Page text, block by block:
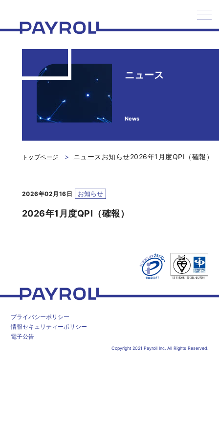
ペイロール
ニュース
News
トップページ ニュース お知らせ2026年1月度QPI（確報）
2026年02月16日 お知らせ
2026年1月度QPI（確報）
ペイロール
プライバシーポリシー
情報セキュリティーポリシー
電子公告
Copyright 2021 Payroll Inc. All Rights Reserved.